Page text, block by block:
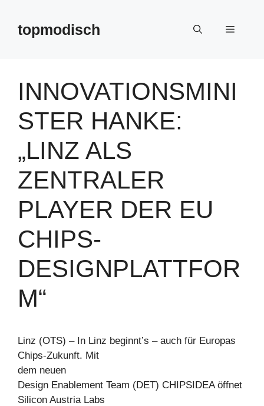
springentopmodisch Menü
INNOVATIONSMINI
STER HANKE:
„LINZ ALS
ZENTRALER
PLAYER DER EU
CHIPS-
DESIGNPLATTFOR
M“
Linz (OTS) – In Linz beginnt’s – auch für Europas
Chips-Zukunft. Mit
dem neuen
Design Enablement Team (DET) CHIPSIDEA öffnet
Silicon Austria Labs